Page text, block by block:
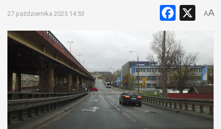
27 października 2025 14:53 X
AA